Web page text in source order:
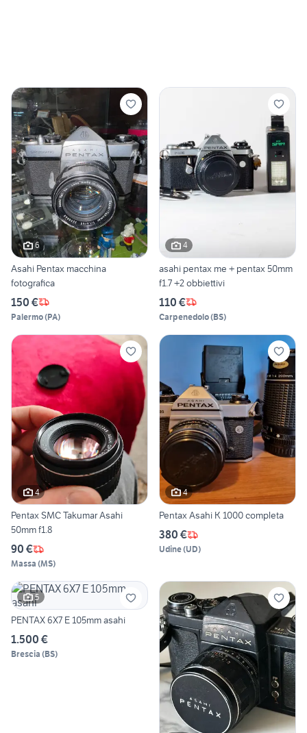
6
Asahi Pentax macchina
fotografica
150 €
Palermo(PA)
4
asahi pentax me + pentax 50mm
f1.7 +2 obbiettivi
110 €
Carpenedolo(BS)
4
Pentax SMC Takumar Asahi
50mm f1.8
90 €
Massa (MS)
4
Pentax Asahi K 1000 completa
380 €
Udine(UD)
5
PENTAX 6X7 E 105mm asahi
1.500 €
Brescia (BS)